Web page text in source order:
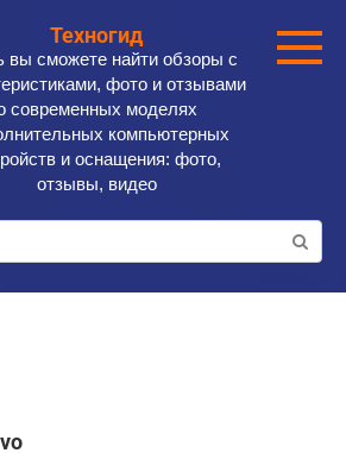
Техногид
вы сможете найти обзоры с
фото и отзывами
современных моделях
компьютерных
и оснащения: фото,
отзывы, видео